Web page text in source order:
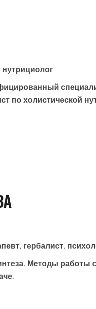
по холистической
гербалист,
Методы